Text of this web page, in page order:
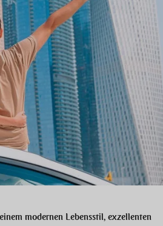
modernen Lebensstil, exzellenten